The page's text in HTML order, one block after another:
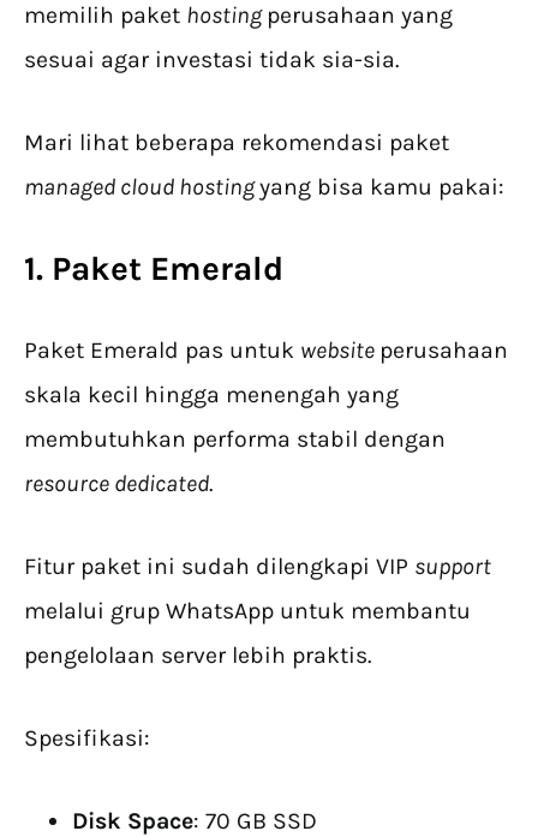
memilih paket hosting perusahaan yang
sesuai agar investasi tidak sia-sia.
Mari lihat beberapa rekomendasi paket
managed cloud hostingyang bisa kamu pakai:
1. Paket Emerald
Paket Emerald pas untuk website perusahaan
skala kecil hingga menengah yang
membutuhkan performa stabil dengan
resource dedicated.
Fitur paket ini sudah dilengkapi VIP support
melalui grup WhatsApp untuk membantu
pengelolaan server lebih praktis.
Spesifikasi:
Disk Space: 70 GB SSD